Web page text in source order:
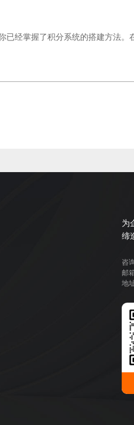
经掌握了积分系统的搭建方法
为
缔
咨
邮
地